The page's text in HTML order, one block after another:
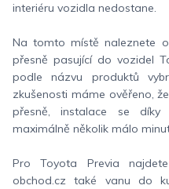
interiéru vozidla nedostane.
Na tomto místě naleznete
přesně pasující do vozidel
podle názvu produktů
zkušenosti máme ověřeno,
přesně, instalace se
maximálně několik málo
Pro Toyota Previa
obchod.cz také vanu do